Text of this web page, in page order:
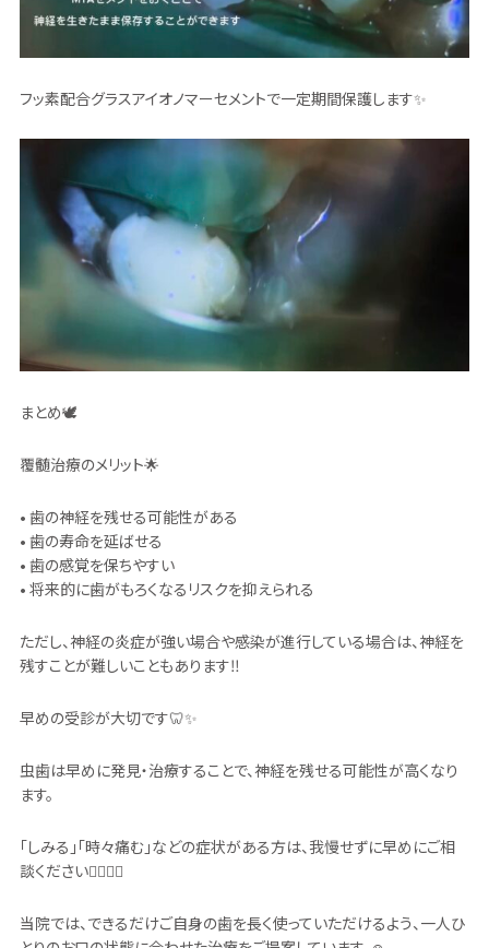
フッ素配合グラスアイオノマーセメントで一定期間保護します✨
まとめ🕊️
覆髄治療のメリット🌟
• 歯の神経を残せる可能性がある
• 歯の寿命を延ばせる
• 歯の感覚を保ちやすい
• 将来的に歯がもろくなるリスクを抑えられる
ただし、神経の炎症が強い場合や感染が進行している場合は、神経を
残すことが難しいこともあります‼️
早めの受診が大切です🦷✨️
虫歯は早めに発見・治療することで、神経を残せる可能性が高くなり
ます。
「しみる」「時々痛む」などの症状がある方は、我慢せずに早めにご相
談ください👨🏻‍⚕️✨️
当院では、できるだけご自身の歯を長く使っていただけるよう、一人ひ